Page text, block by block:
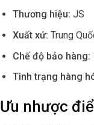
Thương hiệu: JS
Xuất xứ: Trung
Chế độ bảo hàng:
Tình trạng hàng
Ưu nhược